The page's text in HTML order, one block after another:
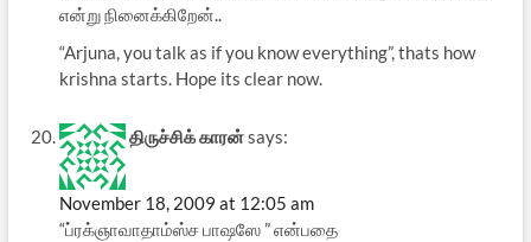
என்று நினைக்கிறேன்..
“Arjuna, you talk as if you know everything”, thats how
krishna starts. Hope its clear now.
திருச்சிக் கார‌ன்says:
November 18, 2009 at 12:05 am
“ப்ரக்ஞாவாதாம்ஸ்ச பாஷஸே ” என்ப‌தை